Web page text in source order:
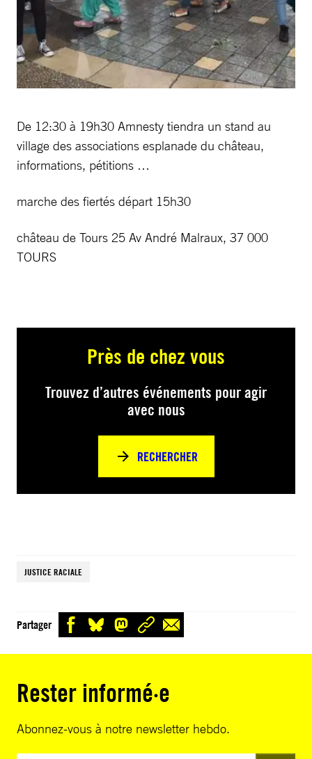
De 12:30 à 19h30 Amnesty tiendra un stand au
village des associations esplanade du château,
informations, pétitions …
marche des fiertés départ 15h30
château de Tours 25 Av André Malraux, 37 000
TOURS
Près de chez vous
Trouvez d’autres événements pour agir
avec nous
RECHERCHER
JUSTICE RACIALE
Partager
Rester informé·e
Abonnez-vous à notre newsletter hebdo.